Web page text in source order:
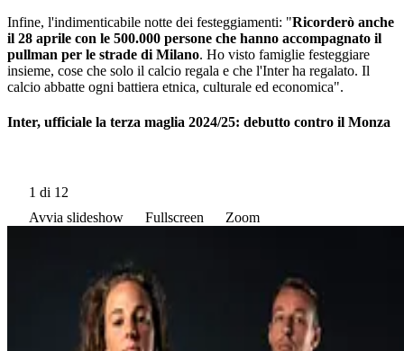
Infine, l'indimenticabile notte dei festeggiamenti: "Ricorderò anche
il 28 aprile con le 500.000 persone che hanno accompagnato il
pullman per le strade di Milano. Ho visto famiglie festeggiare
insieme, cose che solo il calcio regala e che l'Inter ha regalato. Il
calcio abbatte ogni battiera etnica, culturale ed economica".
Inter, ufficiale la terza maglia 2024/25: debutto contro il Monza
1 di 12
Avvia slideshow
Fullscreen Zoom